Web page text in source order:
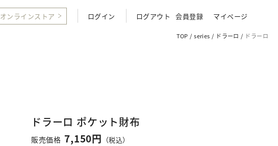
オンラインストア ログイン ログアウト 会員登録 マイページ
TOP series ドラーロ ドラーロ
ドラーロ ポケット財布
販売価格 7,150円 （税込）